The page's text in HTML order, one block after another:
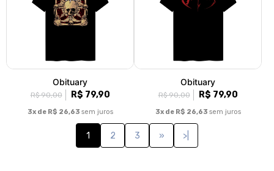
Obituary
R$ 90,00 R$ 79,90
3x de R$ 26,63 sem juros
Obituary
R$ 90,00 R$ 79,90
3x de R$ 26,63 sem juros
1 2 3 » >|